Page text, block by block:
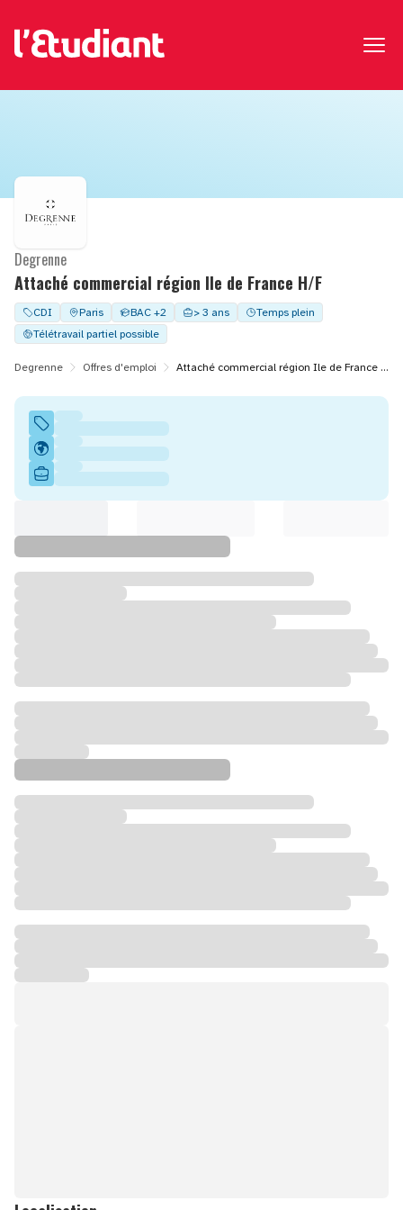
Attaché commercial région Ile de France H/F
Degrenne
CDI Paris BAC +2 > 3 ans
Temps plein
Télétravail partiel possible
Degrenne Offres d'emploi Attaché commercial région Ile de France H/F